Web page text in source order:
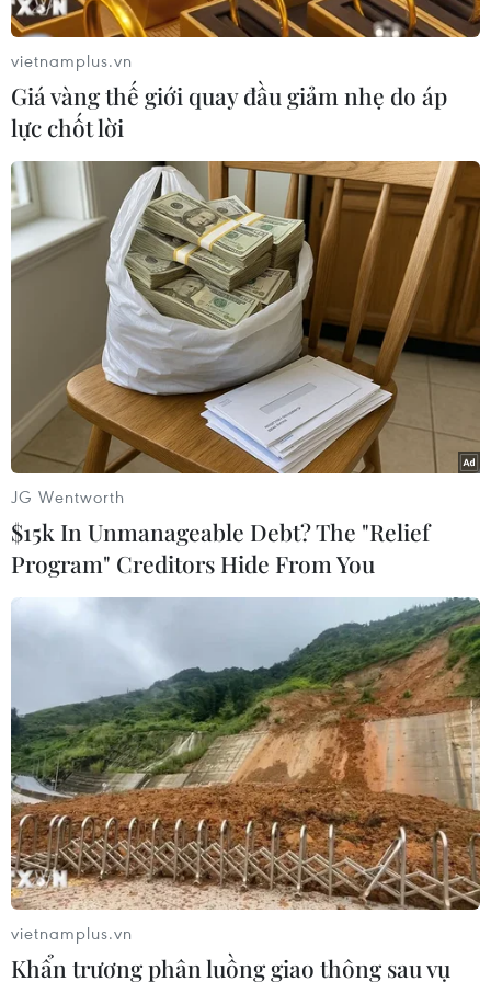
Các thí sinh trình diễn trang phục dạ hội tại cuộc thi. (Nguồn:
Các thí sinh trình diễn trang phục dân tộc tại cuộc thi. (Nguồn:
THX/TTXVN)
Người đẹp Wang Yunting (giữa) đã đoạt vương miện Hoa hậu
Trung Quốc. (Nguồn: THX/TTXVN)
(TTXVN/Vietnam+)
vietnamplus.vn
Giá vàng thế giới quay đầu giảm nhẹ do áp
lực chốt lời
JG Wentworth
$15k In Unmanageable Debt? The "Relief
Program" Creditors Hide From You
vietnamplus.vn
Khẩn trương phân luồng giao thông sau vụ